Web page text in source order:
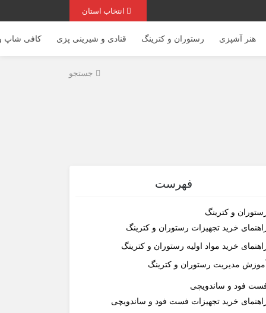
هنر آشپزی رستوران و کترینگ قنادی و شیرینی پزی کافی شاپ و
جستجو
فهرست
و کترینگ
خرید تجهیزات رستوران و کترینگ
خرید مواد اولیه رستوران و کترینگ
آموزش مدیریت رستوران و کترینگ
فود و ساندویچی
خرید تجهیزات فست فود و ساندویچی